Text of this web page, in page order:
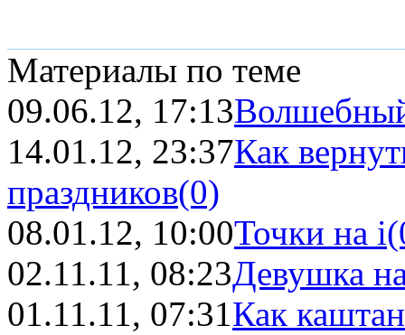
Материалы по теме
09.06.12, 17:13
14.01.12, 23:37Как
праздников(0)
08.01.12, 10:00Точки на i
02.11.11, 08:23Девушка
01.11.11, 07:31Как